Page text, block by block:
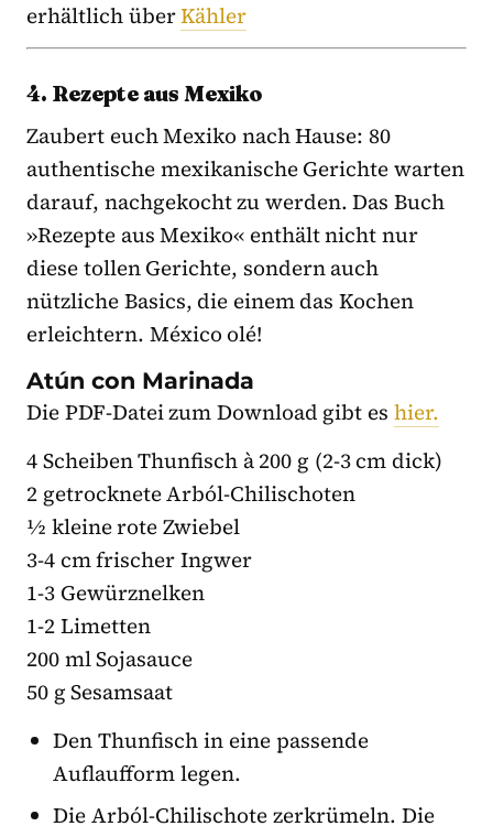
erhältlich überKähler
4. Rezepte aus Mexiko
Zaubert euch Mexiko nach Hause: 80
authentische mexikanische Gerichte warten
darauf, nachgekocht zu werden. Das Buch
»Rezepte aus Mexiko« enthält nicht nur
diese tollen Gerichte, sondern auch
nützliche Basics, die einem das Kochen
erleichtern. México olé!
Atún con Marinada
Die PDF-Datei zum Download gibt es hier.
4 Scheiben Thunfisch à 200 g (2-3 cm dick)
2 getrocknete Arból-Chilischoten
½ kleine rote Zwiebel
3-4 cm frischer Ingwer
1-3 Gewürznelken
1-2 Limetten
200 ml Sojasauce
50 g Sesamsaat
Den Thunfisch in eine passende
Auflaufform legen.
Die Arból-Chilischote zerkrümeln. Die